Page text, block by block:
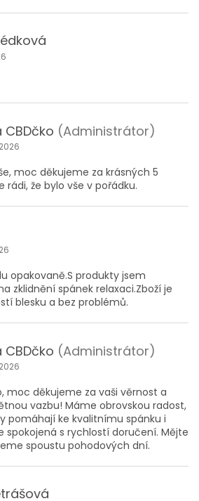
obchodu je 5 z 5 hvězdiček.
CBDčko (Administrátor)
moc děkujeme za krásných 5
rádi, že bylo vše v pořádku.
obchodu je 5 z 5 hvězdiček.
opakovaně.S produkty jsem
zklidnění spánek relaxaci.Zboží je
blesku a bez problémů.
CBDčko (Administrátor)
moc děkujeme za vaši věrnost a
vazbu! Máme obrovskou radost,
pomáhají ke kvalitnímu spánku i
spokojená s rychlostí doručení. Mějte
spoustu pohodových dní.